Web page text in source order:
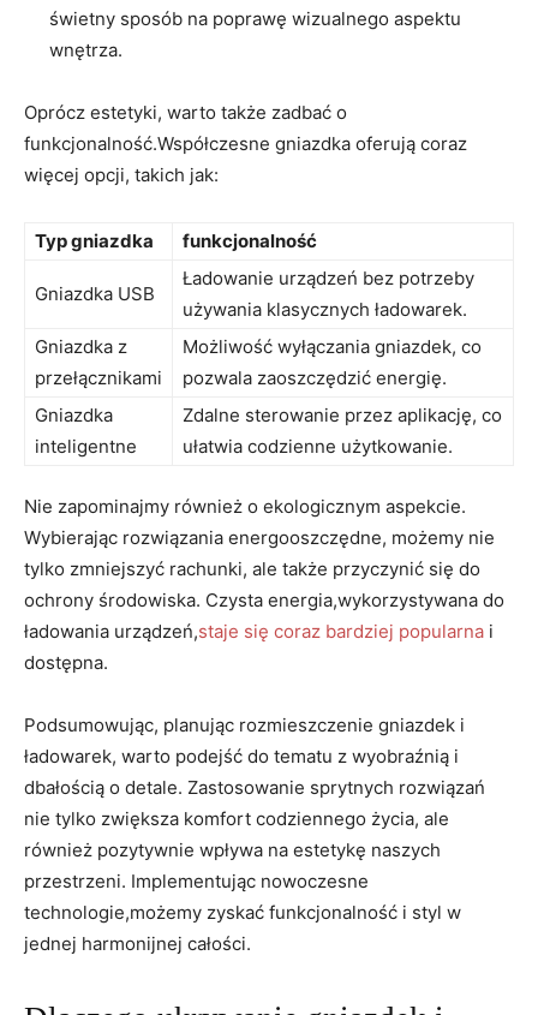
świetny sposób na poprawę⁢ wizualnego ​aspektu
wnętrza.
Oprócz estetyki, warto także zadbać o
funkcjonalność.Współczesne gniazdka oferują coraz
więcej opcji, takich jak:
Typ gniazdka funkcjonalność
Gniazdka USB
Ładowanie urządzeń bez potrzeby
używania klasycznych ładowarek.
Gniazdka z
przełącznikami
Możliwość ⁢wyłączania gniazdek,​ co​
pozwala zaoszczędzić energię.
Gniazdka
inteligentne
Zdalne ⁣sterowanie przez aplikację, co
ułatwia codzienne użytkowanie.
Nie zapominajmy również o ekologicznym aspekcie.
Wybierając rozwiązania ⁢energooszczędne, możemy nie‍
tylko zmniejszyć rachunki, ale także przyczynić się do
ochrony środowiska. Czysta energia,wykorzystywana do
‍ładowania urządzeń,staje się coraz ‌bardziej popularna i
dostępna.
Podsumowując, planując rozmieszczenie gniazdek i‌
ładowarek, ​warto podejść do tematu z wyobraźnią i
dbałością o ⁤detale. Zastosowanie sprytnych rozwiązań‍
nie tylko zwiększa komfort‌ codziennego życia, ale
również pozytywnie ⁤wpływa na estetykę naszych
przestrzeni. ‌Implementując nowoczesne⁢
technologie,możemy zyskać funkcjonalność⁣ i ‍styl w
jednej harmonijnej całości.